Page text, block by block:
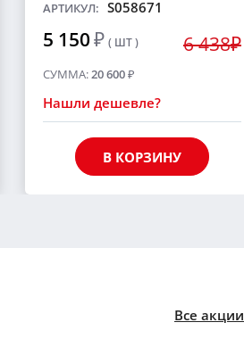
АРТИКУЛ: S058671
5 150₽ ( ШТ ) 6 438₽
СУММА: 20 600₽
Нашли дешевле?
В КОРЗИНУ
Все акции